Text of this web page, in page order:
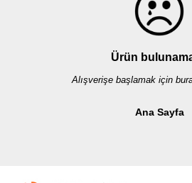
Ürün
Alışverişe başlamak için
Ana Sayfa